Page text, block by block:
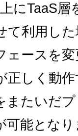
にTaaS
て利用し
ェースを
正しく動
またいだ
可能とな